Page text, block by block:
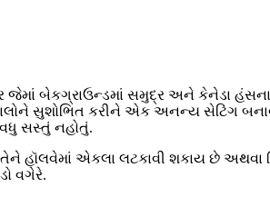
બેકગ્રાઉન્ડમાં સમુદ્ર અને કેનેડા હંસના
સુશોભિત કરીને એક અનન્ય સેટિંગ
સસ્તું નહોતું.
હૉલવેમાં એકલા લટકાવી શકાય છે
વગેરે.